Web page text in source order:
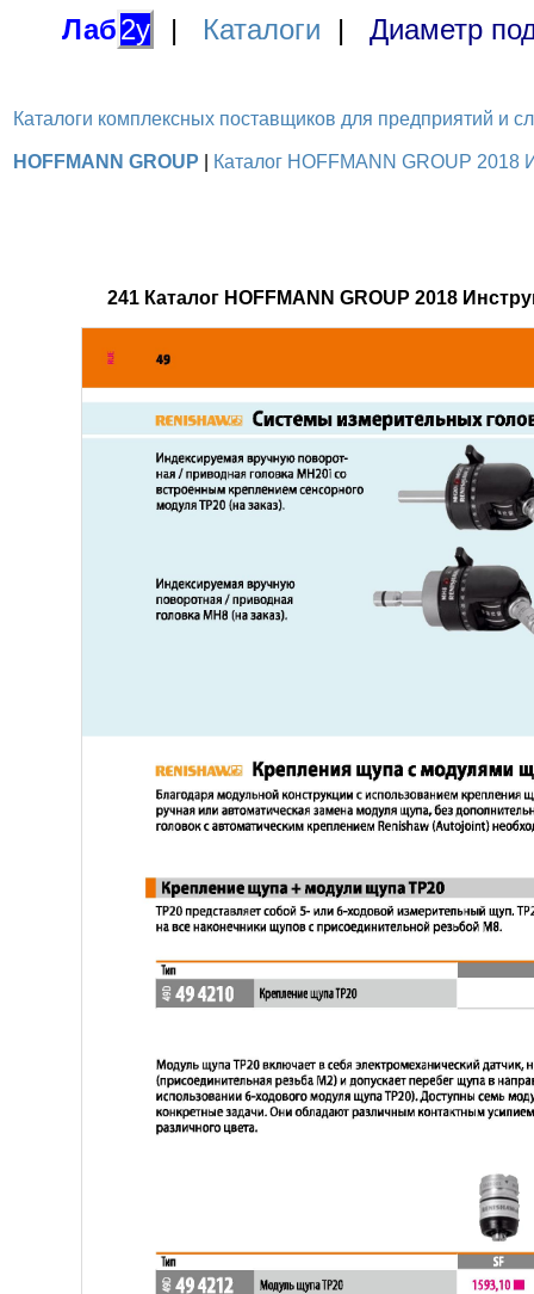
Лаб2у | Каталоги | Диаметр
Каталоги комплексных поставщиков для предприятий и
HOFFMANN GROUP Каталог HOFFMANN GROUP 2018
241 Каталог HOFFMANN GROUP 2018